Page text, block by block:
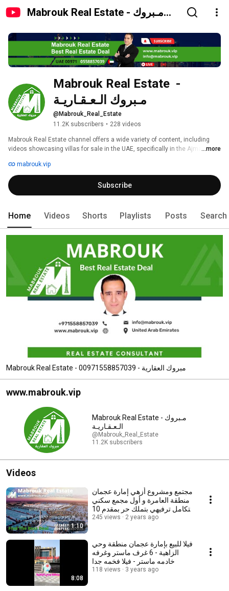
Mabrouk Real Estate - مـبروك
Mabrouk Real Estate  -
مـبروك الـعـقـاريـة
@Mabrouk_Real_Estate
11.2K subscribers • 228 videos
Mabrouk Real Estate channel offers a wide variety of content, including
videos showcasing villas for sale in the UAE, specifically in the Ajman
Rawda, Al Tallah, Al Mowaihat, Al Yasmine, Al Zahiyah, Al Aliyah, Al
Hamidiyah, Al Raqib, Al Rashidiya, and Al Zora, as well as the Al Nakheel
district. In addition, the channel also highlights villas for sale in other
areas such as Dubai, Sharjah, Umm Al Quwain, Ras Al Khaimah, Fujairah,
...more
mabrouk.vip
Subscribe
Home Videos Shorts Playlists Posts Search
Mabrouk Real Estate - مبروك العقارية - 00971558857039
www.mabrouk.vip
Mabrouk Real Estate - مـبروك
الـعـقـاريـة
@Mabrouk_Real_Estate
11.2K subscribers
Videos
1:10
مجتمع ومشروع أزهي إمارة عجمان
منطقة العامرة و أول مجمع سكني
متكامل ترفيهي بتملك حر بمقدم 10
بالمائة
245 views 2 years ago
8:08
فيلا للبيع بإمارة عجمان منطقة وحي
الزاهية - 6 غرف ماستر وغرفه
خادمه ماستر - فيلا فخمه جدا
118 views 3 years ago